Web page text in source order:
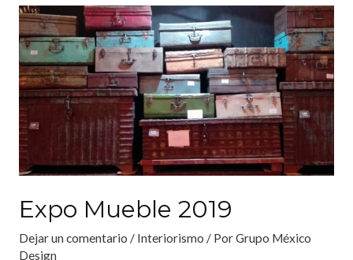
Expo Mueble 2019
Dejar un comentario / Interiorismo / PorGrupo México
Design